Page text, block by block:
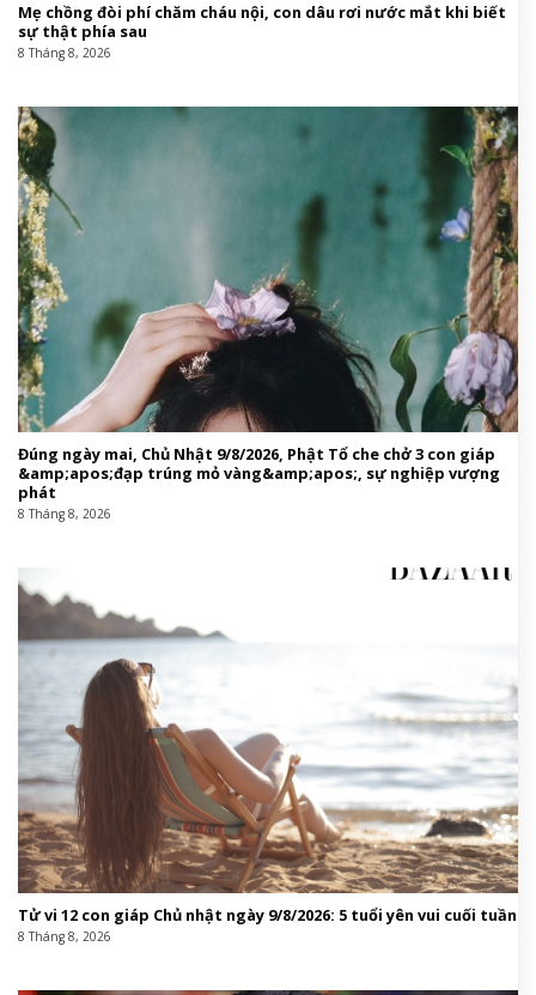
Mẹ chồng đòi phí chăm cháu nội, con dâu rơi nước mắt khi biết
sự thật phía sau
8 Tháng 8, 2026
Đúng ngày mai, Chủ Nhật 9/8/2026, Phật Tổ che chở 3 con giáp
&amp;apos;đạp trúng mỏ vàng&amp;apos;, sự nghiệp vượng
phát
8 Tháng 8, 2026
Tử vi 12 con giáp Chủ nhật ngày 9/8/2026: 5 tuổi yên vui cuối tuần
8 Tháng 8, 2026